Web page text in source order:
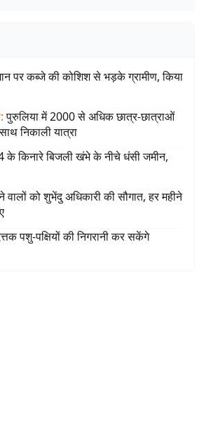
पर कब्जे की कोशिश से भड़के ग्रामीण, किया
: पुरुलिया में 2000 से अधिक छात्र-छात्राओं
निकाली यात्रा
14 के किनारे बिजली खंभे के नीचे धंसी जमीन,
को शुभेंदु अधिकारी की सौगात, हर महीने
पशु-पक्षियों की निगरानी कर सकेंगे